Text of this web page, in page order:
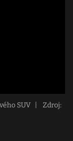
SUV
Zdroj: